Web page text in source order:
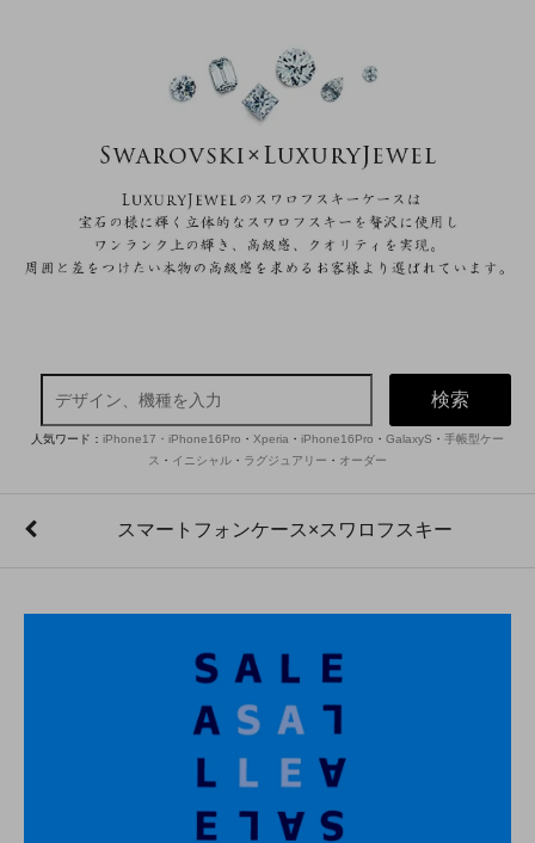
検索
人気ワード： iPhone17・iPhone16Pro ・ Xperia ・ iPhone16Pro ・ GalaxyS ・ 手帳型ケー
ス ・ イニシャル ・ ラグジュアリー ・ オーダー
スマートフォンケース×スワロフスキー